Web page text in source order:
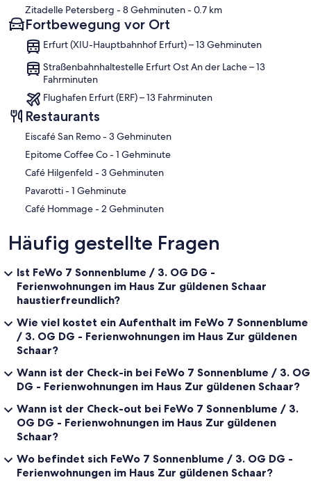
Zitadelle Petersberg - 8 Gehminuten- 0.7 km
Fortbewegung vor Ort
Erfurt (XIU-Hauptbahnhof Erfurt) – 13 Gehminuten
Straßenbahnhaltestelle Erfurt Ost An der Lache – 13
Fahrminuten
Flughafen Erfurt (ERF) – 13 Fahrminuten
Restaurants
‪Eiscafé San Remo - ‬3 Gehminuten
‪Epitome Coffee Co - ‬1 Gehminute
‪Café Hilgenfeld - ‬3 Gehminuten
‪Pavarotti - ‬1 Gehminute
‪Café Hommage - ‬2 Gehminuten
Häufig gestellte Fragen
Ist FeWo 7 Sonnenblume / 3. OG DG -
Ferienwohnungen im Haus Zur güldenen Schaar
haustierfreundlich?
Wie viel kostet ein Aufenthalt im FeWo 7 Sonnenblume
/ 3. OG DG - Ferienwohnungen im Haus Zur güldenen
Schaar?
Wann ist der Check-in bei FeWo 7 Sonnenblume / 3. OG
DG - Ferienwohnungen im Haus Zur güldenen Schaar?
Wann ist der Check-out bei FeWo 7 Sonnenblume / 3.
OG DG - Ferienwohnungen im Haus Zur güldenen
Schaar?
Wo befindet sich FeWo 7 Sonnenblume / 3. OG DG -
Ferienwohnungen im Haus Zur güldenen Schaar?